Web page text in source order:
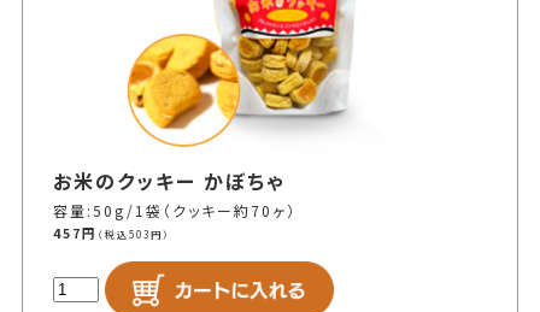
お米のクッキー かぼちゃ
容量:50g/1袋（クッキー約70ヶ）
457円 （税込503円）